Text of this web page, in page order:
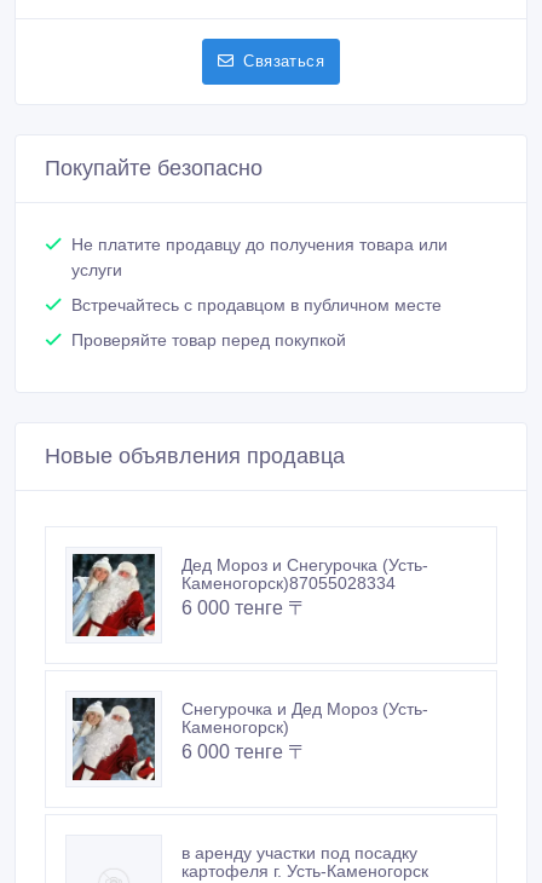
Связаться
Покупайте безопасно
Не платите продавцу до получения товара или
услуги
Встречайтесь с продавцом в публичном месте
Проверяйте товар перед покупкой
Новые объявления продавца
Дед Мороз и Снегурочка (Усть-
Каменогорск)87055028334
6 000 тенге 〒
Снегурочка и Дед Мороз (Усть-
Каменогорск)
6 000 тенге 〒
в аренду участки под посадку
картофеля г. Усть-Каменогорск